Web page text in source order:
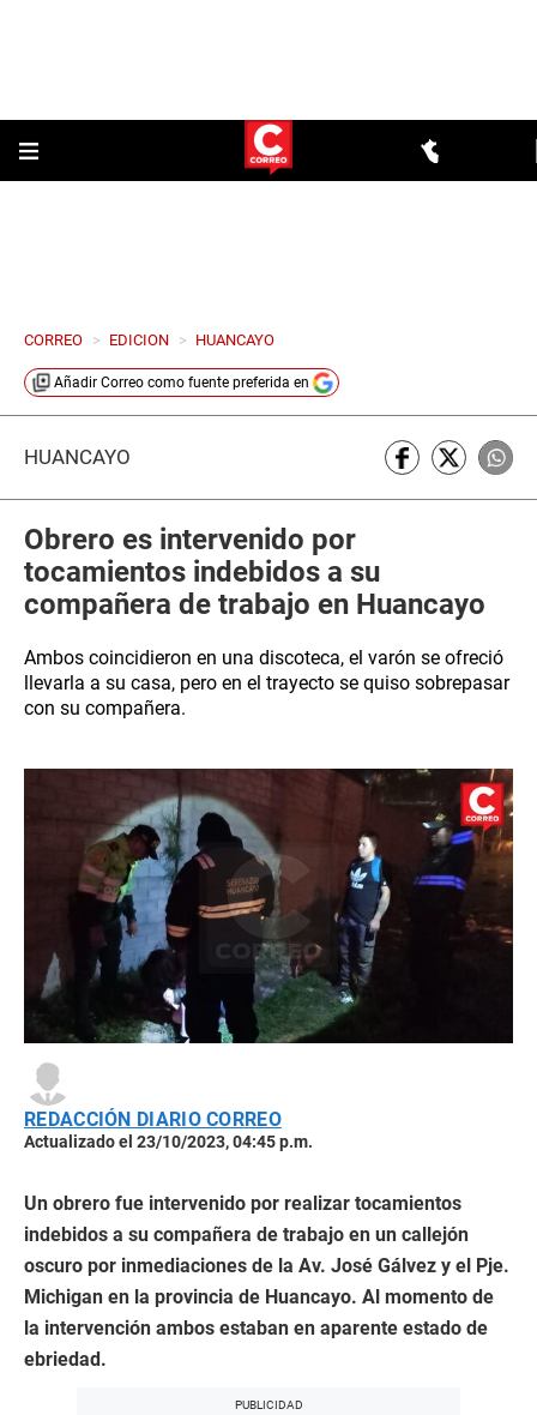
CORREO > EDICION > HUANCAYO
Añadir Correo como fuente preferida en
HUANCAYO
Obrero es intervenido por
tocamientos indebidos a su
compañera de trabajo en Huancayo
Ambos coincidieron en una discoteca, el varón se ofreció
llevarla a su casa, pero en el trayecto se quiso sobrepasar
con su compañera.
REDACCIÓN DIARIO CORREO
Actualizado el 23/10/2023, 04:45 p.m.
Un obrero fue intervenido por realizar tocamientos
indebidos a su compañera de trabajo en un callejón
oscuro por inmediaciones de la Av. José Gálvez y el Pje.
Michigan en la provincia de Huancayo. Al momento de
la intervención ambos estaban en aparente estado de
ebriedad.